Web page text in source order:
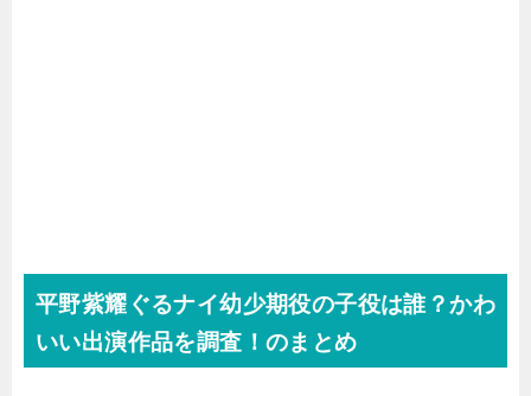
平野紫耀ぐるナイ幼少期役の子役は誰？かわ
いい出演作品を調査！のまとめ